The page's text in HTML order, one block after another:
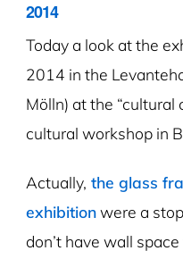
2014
Today a look at the
2014 in the
Mölln) at the “cultural
cultural workshop in
Actually, the glass
exhibitionwere a
don’t have wall